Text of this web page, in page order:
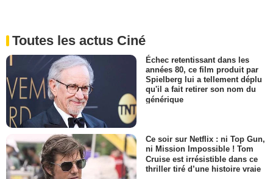
Toutes les actus Ciné
Échec retentissant dans les
années 80, ce film produit par
Spielberg lui a tellement déplu
qu'il a fait retirer son nom du
générique
Ce soir sur Netflix : ni Top Gun,
ni Mission Impossible ! Tom
Cruise est irrésistible dans ce
thriller tiré d’une histoire vraie